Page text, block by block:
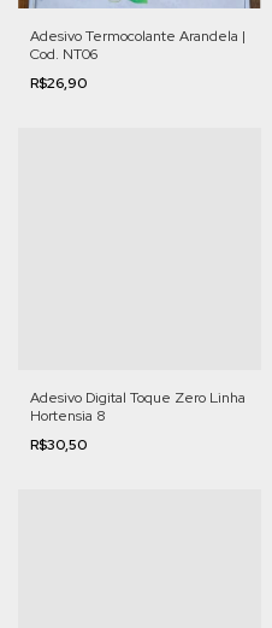
Adesivo Termocolante Arandela |
Cod. NT06
R$26,90
Adesivo Digital Toque Zero Linha
Hortensia 8
R$30,50